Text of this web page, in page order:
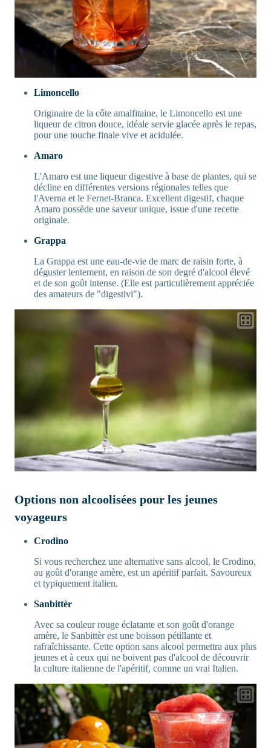
Limoncello
Originaire de la côte amalfitaine, le Limoncello est une
liqueur de citron douce, idéale servie glacée après le repas,
pour une touche finale vive et acidulée.
Amaro
L'Amaro est une liqueur digestive à base de plantes, qui se
décline en différentes versions régionales telles que
l'Averna et le Fernet-Branca. Excellent digestif, chaque
Amaro possède une saveur unique, issue d'une recette
originale.
Grappa
La Grappa est une eau-de-vie de marc de raisin forte, à
déguster lentement, en raison de son degré d'alcool élevé
et de son goût intense. (Elle est particulièrement appréciée
des amateurs de "digestivi").
Options non alcoolisées pour les jeunes
voyageurs
Crodino
Si vous recherchez une alternative sans alcool, le Crodino,
au goût d'orange amère, est un apéritif parfait. Savoureux
et typiquement italien.
Sanbittèr
Avec sa couleur rouge éclatante et son goût d'orange
amère, le Sanbittèr est une boisson pétillante et
rafraîchissante. Cette option sans alcool permettra aux plus
jeunes et à ceux qui ne boivent pas d'alcool de découvrir
la culture italienne de l'apéritif, comme un vrai Italien.